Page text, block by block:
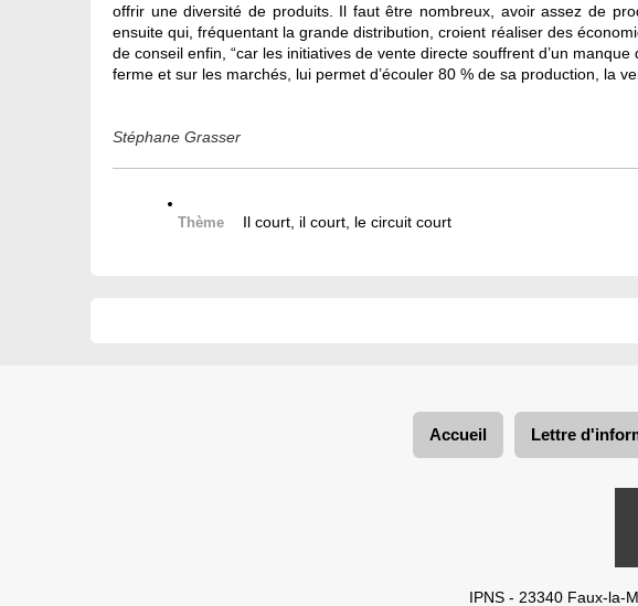
offrir une diversité de produits. Il faut être nombreux, avoir assez de
ensuite qui, fréquentant la grande distribution, croient réaliser des
de conseil enfin, “car les initiatives de vente directe souffrent d’un
ferme et sur les marchés, lui permet d’écouler 80 % de sa production, la
Stéphane Grasser
Thème Il court, il court, le circuit court
Accueil Lettre
IPNS - 23340 Faux-la-